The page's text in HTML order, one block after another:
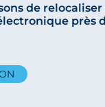
de
près